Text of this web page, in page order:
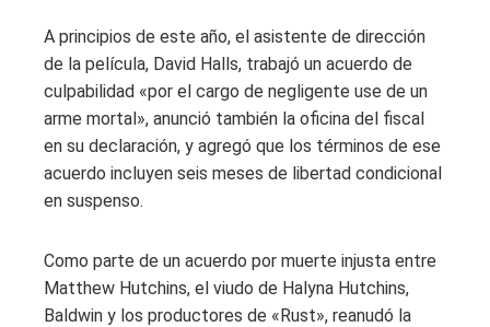
A principios de este año, el asistente de dirección
de la película, David Halls, trabajó un acuerdo de
culpabilidad «por el cargo de negligente use de un
arme mortal», anunció también la oficina del fiscal
en su declaración, y agregó que los términos de ese
acuerdo incluyen seis meses de libertad condicional
en suspenso.
Como parte de un acuerdo por muerte injusta entre
Matthew Hutchins, el viudo de Halyna Hutchins,
Baldwin y los productores de «Rust», reanudó la